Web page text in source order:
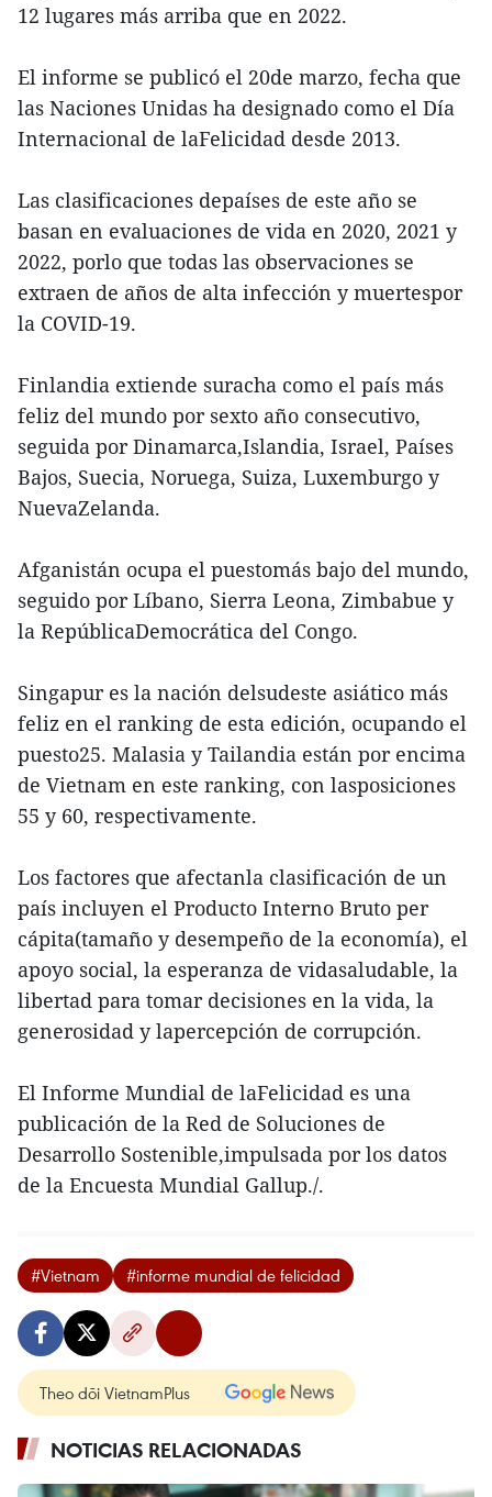
12 lugares más arriba que en 2022.
El informe se publicó el 20de marzo, fecha que
las Naciones Unidas ha designado como el Día
Internacional de laFelicidad desde 2013.
Las clasificaciones depaíses de este año se
basan en evaluaciones de vida en 2020, 2021 y
2022, porlo que todas las observaciones se
extraen de años de alta infección y muertespor
la COVID-19.
Finlandia extiende suracha como el país más
feliz del mundo por sexto año consecutivo,
seguida por Dinamarca,Islandia, Israel, Países
Bajos, Suecia, Noruega, Suiza, Luxemburgo y
NuevaZelanda.
Afganistán ocupa el puestomás bajo del mundo,
seguido por Líbano, Sierra Leona, Zimbabue y
la RepúblicaDemocrática del Congo.
Singapur es la nación delsudeste asiático más
feliz en el ranking de esta edición, ocupando el
puesto25. Malasia y Tailandia están por encima
de Vietnam en este ranking, con lasposiciones
55 y 60, respectivamente.
Los factores que afectanla clasificación de un
país incluyen el Producto Interno Bruto per
cápita(tamaño y desempeño de la economía), el
apoyo social, la esperanza de vidasaludable, la
libertad para tomar decisiones en la vida, la
generosidad y lapercepción de corrupción.
El Informe Mundial de laFelicidad es una
publicación de la Red de Soluciones de
Desarrollo Sostenible,impulsada por los datos
de la Encuesta Mundial Gallup./.
#Vietnam #informe mundial de felicidad
Theo dõi VietnamPlus
NOTICIAS RELACIONADAS